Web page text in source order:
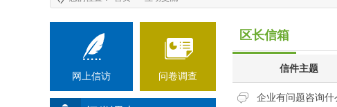
网上信访 问卷调查
区长信箱
信件主题
企业有问题咨询什